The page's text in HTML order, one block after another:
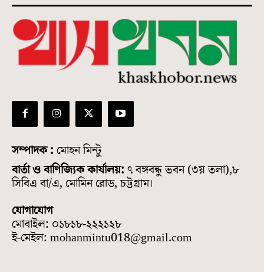
সম্পাদক : মোহন মিন্টু
বার্তা ও বাণিজ্যিক কার্যালয়: ৭ বঙ্গবন্ধু ভবন (৩য় তলা),৮
সিবিএ বা/এ, মোমিন রোড, চট্টগ্রাম।
যোগাযোগ
মোবাইল: ০১৮১৮-২২২১২৮
ই-মেইল: mohanmintu018@gmail.com